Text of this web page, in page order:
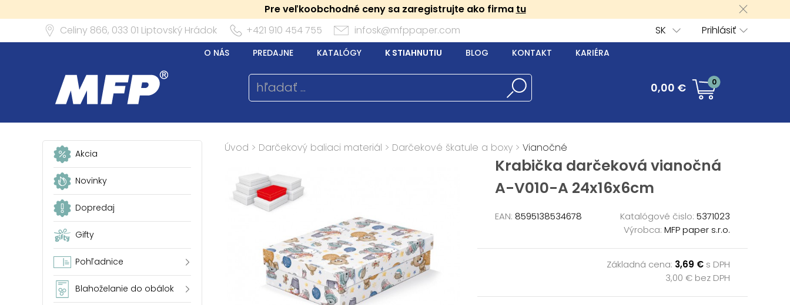
Pre veľkoobchodné ceny sa zaregistrujte ako firma tu
Celiny 866, 033 01 Liptovský Hrádok +421 910 454 755 infosk@mfppaper.com Prihlásiť
SK
O NÁS PREDAJNE KATALÓGY K STIAHNUTIU BLOG KONTAKT KARIÉRA
0,00 € 0
Akcia
Novinky
Dopredaj
Gifty
Pohľadnice
Blahoželanie do obálok
Úvod > Darčekový baliaci materiál > Darčekové škatule a boxy > Vianočné
Krabička darčeková vianočná
A-V010-A 24x16x6cm
EAN: 8595138534678 Katalógové čislo: 5371023
Výrobca: MFP paper s.r.o.
Základná cena: 3,69 € s DPH
3,00 € bez DPH